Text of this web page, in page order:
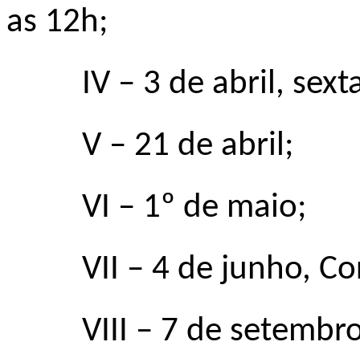
as 12h;
IV – 3 de abril,
V – 21 de abril;
VI – 1º de maio;
VII – 4 de junho,
VIII – 7 de